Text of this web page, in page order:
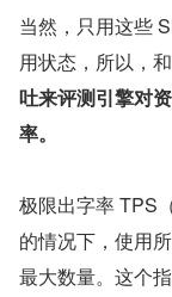
当然，只用这些
用状态，所以，
吐来评测引擎对
率。
极限出字率 TPS
的情况下，使用
最大数量。这个